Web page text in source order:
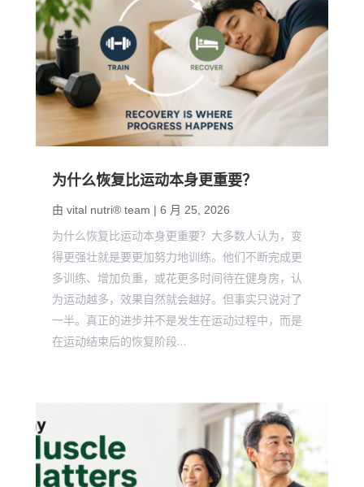
为什么恢复比运动本身更重要？
由 vital nutri® team | 6 月 25, 2026
为什么恢复比运动本身更重要？大多数人认为，变
得更强壮就是要更加努力地训练。他们不断完成更
多训练、增加负重，或花更多时间待在健身房，认
为运动越多，效果自然就会越好。但事实只说对了
一半。真正的进步并不是发生在运动过程中，而是
在运动结束后的恢复阶段…